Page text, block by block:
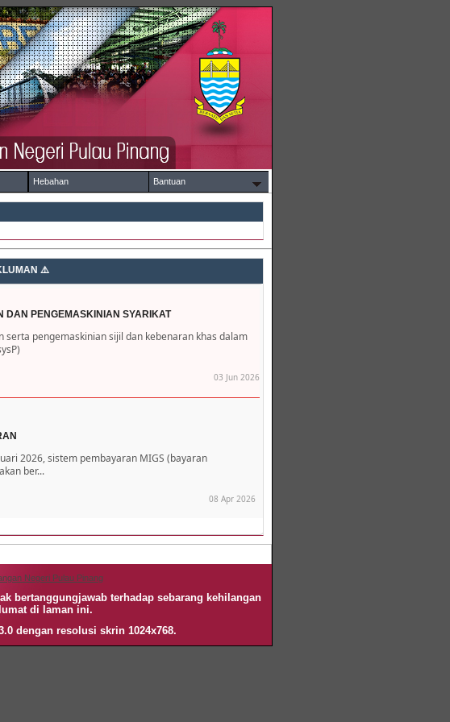
Hebahan Bantuan
DAN PENGEMASKINIAN SYARIKAT
serta pengemaskinian sijil dan kebenaran khas dalam
03 Jun 2026
2026, sistem pembayaran MIGS (bayaran
ber...
08 Apr 2026
Negeri Pulau Pinang
bertanggungjawab terhadap sebarang kehilangan
di laman ini.
dengan resolusi skrin 1024x768.